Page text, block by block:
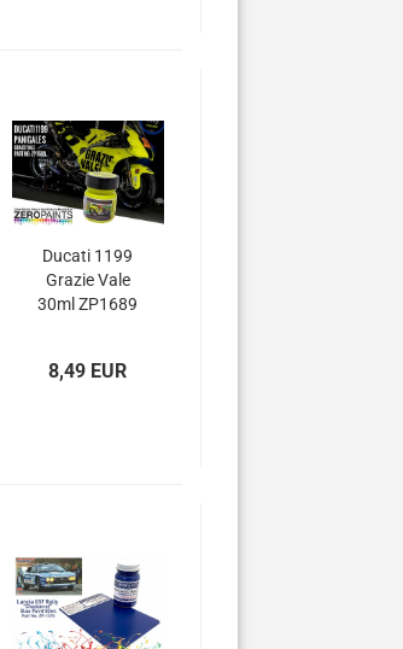
Ducati 1199
Grazie Vale
30ml ZP1689
8,49 EUR